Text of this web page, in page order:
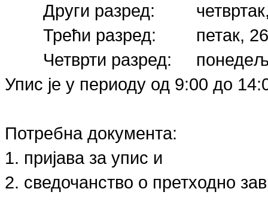
Други разред:
Трећи разред:
петак,
Четврти разред:
Упис је у периоду од 9:00 до
Потребна документа:
1. пријава за упис и
2. сведочанство о претходно